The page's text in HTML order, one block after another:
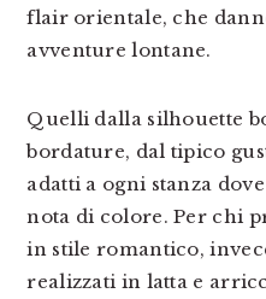
flair orientale, che
avventure lontane.
Quelli dalla silhouette
bordature, dal tipico
adatti a ogni stanza
nota di colore. Per chi
in stile romantico,
realizzati in latta e